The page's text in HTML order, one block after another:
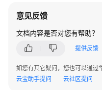
计
使
用
南
意见反馈
文档内容是否对您有帮助？
提供反馈
如您有其它疑问，您也可以通过
云宝助手提问
云社区提问